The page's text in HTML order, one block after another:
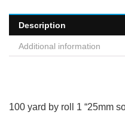
Description
Additional information
100 yard by roll 1 “25mm